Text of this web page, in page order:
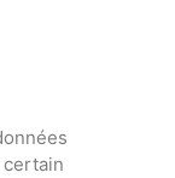
certain